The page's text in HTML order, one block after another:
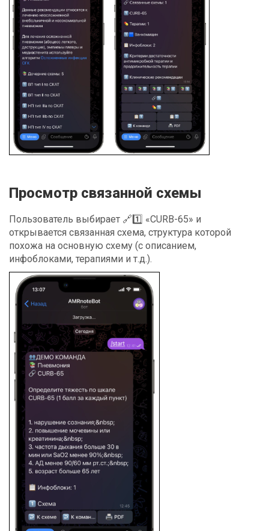
Просмотр связанной схемы
Пользователь выбирает 🔗1️⃣ «CURB-65» и
открывается связанная схема, структура которой
похожа на основную схему (с описанием,
инфоблоками, терапиями и т.д.).